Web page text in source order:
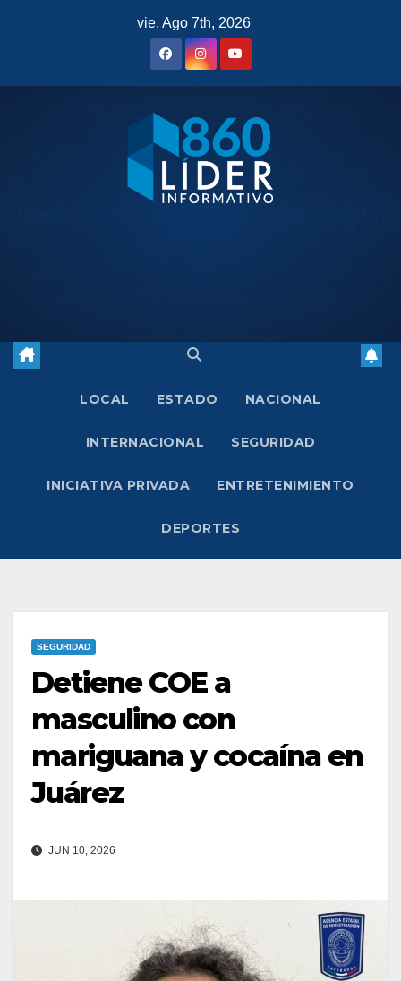
vie. Ago 7th, 2026
LOCAL ESTADO NACIONAL
INTERNACIONAL SEGURIDAD
INICIATIVA PRIVADA ENTRETENIMIENTO
DEPORTES
SEGURIDAD
Detiene COE a
masculino con
mariguana y cocaína en
Juárez
JUN 10, 2026